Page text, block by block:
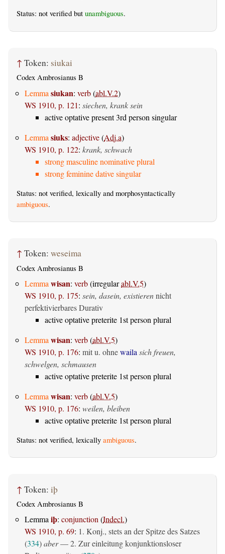
Status: not verified but unambiguous.
↑ Token: siukai
Codex Ambrosianus B
Lemma siukan: verb(abl.V.2)
WS 1910, p. 121: siechen, krank sein
active optative present 3rd person singular
Lemma siuks: adjective(Adj.a)
WS 1910, p. 122: krank, schwach
strong masculine nominative plural
strong feminine dative singular
Status: not verified, lexically and morphosyntactically
ambiguous.
↑ Token: weseima
Codex Ambrosianus B
Lemma wisan: verb(irregularabl.V.5)
WS 1910, p. 175: sein, dasein, existierennicht
perfektivierbares Durativ
active optative preterite 1st person plural
Lemma wisan: verb(abl.V.5)
WS 1910, p. 176: mit u. ohnewaila sich freuen,
schwelgen, schmausen
active optative preterite 1st person plural
Lemma wisan: verb(abl.V.5)
WS 1910, p. 176: weilen, bleiben
active optative preterite 1st person plural
Status: not verified, lexically ambiguous.
↑ Token: iþ
Codex Ambrosianus B
Lemmaiþ: conjunction(Indecl.)
WS 1910, p. 69: 1. Konj., stets an der Spitze des Satzes
(334)aber— 2. Zur einleitung konjunktionsloser